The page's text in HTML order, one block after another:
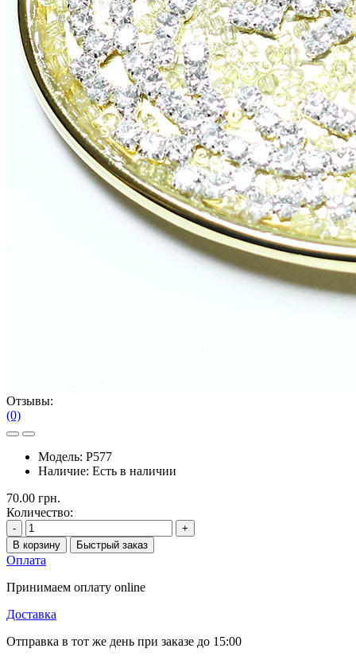
Отзывы:
(0)
Модель: P577
Наличие: Есть в наличии
70.00 грн.
Количество:
-
+
В корзину
Быстрый заказ
Оплата
Принимаем оплату online
Доставка
Отправка в тот же день при заказе до 15:00